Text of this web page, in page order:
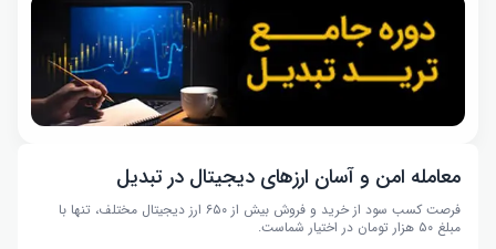
معامله امن و آسان ارزهای دیجیتال در تبدیل
فرصت کسب سود از خرید و فروش بیش از ۶۵۰ ارز دیجیتال مختلف، تنها با
مبلغ ۵۰ هزار تومان در اختیار شماست.